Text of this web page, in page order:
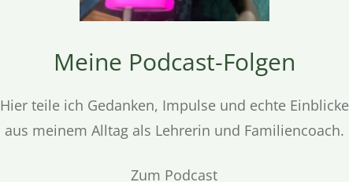
Meine Podcast-Folgen
Hier teile ich Gedanken, Impulse und echte Einblicke
aus meinem Alltag als Lehrerin und Familiencoach.
Zum Podcast